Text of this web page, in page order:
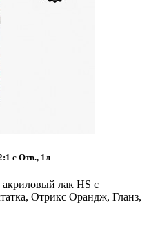
с Отв., 1л
лак HS с
Отрикс Орандж, Гланз,